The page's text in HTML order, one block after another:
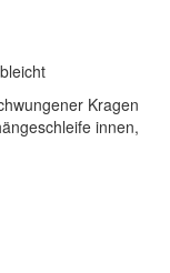
Kragen
innen,